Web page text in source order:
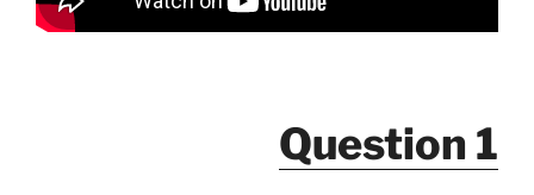
Question 1